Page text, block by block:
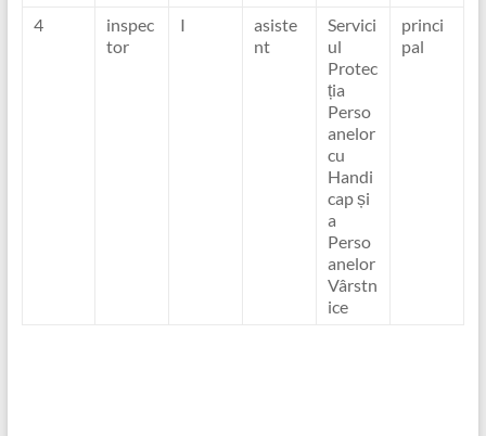
4
inspec
tor
I
asiste
nt
Servici
ul
Protec
ția
Perso
anelor
cu
Handi
cap și
a
Perso
anelor
Vârstn
ice
princi
pal